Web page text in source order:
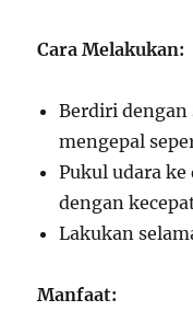
Cara Melakukan:
Berdiri dengan
mengepal
Pukul udara ke
dengan
Lakukan
Manfaat: